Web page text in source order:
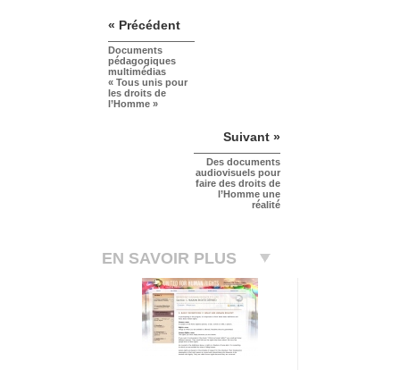
« Précédent
Documents
pédagogiques
multimédias
« Tous unis pour
les droits de
l’Homme »
Suivant »
Des documents
audiovisuels pour
faire des droits de
l’Homme une
réalité
EN SAVOIR PLUS